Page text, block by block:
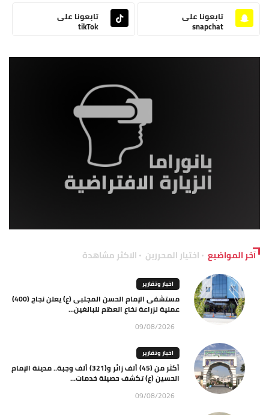
تابعونا على
snapchat
تابعونا على
tikTok
آخر المواضيع اختيار المحررين الاكثر مشاهدة
اخبار وتقارير
مستشفى الإمام الحسن المجتبى (ع) يعلن نجاح (400)
عملية لزراعة نخاع العظم للبالغين...
09/08/2026
اخبار وتقارير
أكثر من (45) ألف زائر و(321) ألف وجبة.. مدينة الإمام
الحسين (ع) تكشف حصيلة خدمات...
09/08/2026